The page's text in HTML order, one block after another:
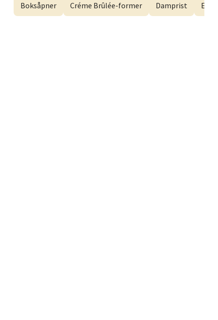
Boksåpner Créme Brûlée-former Damprist